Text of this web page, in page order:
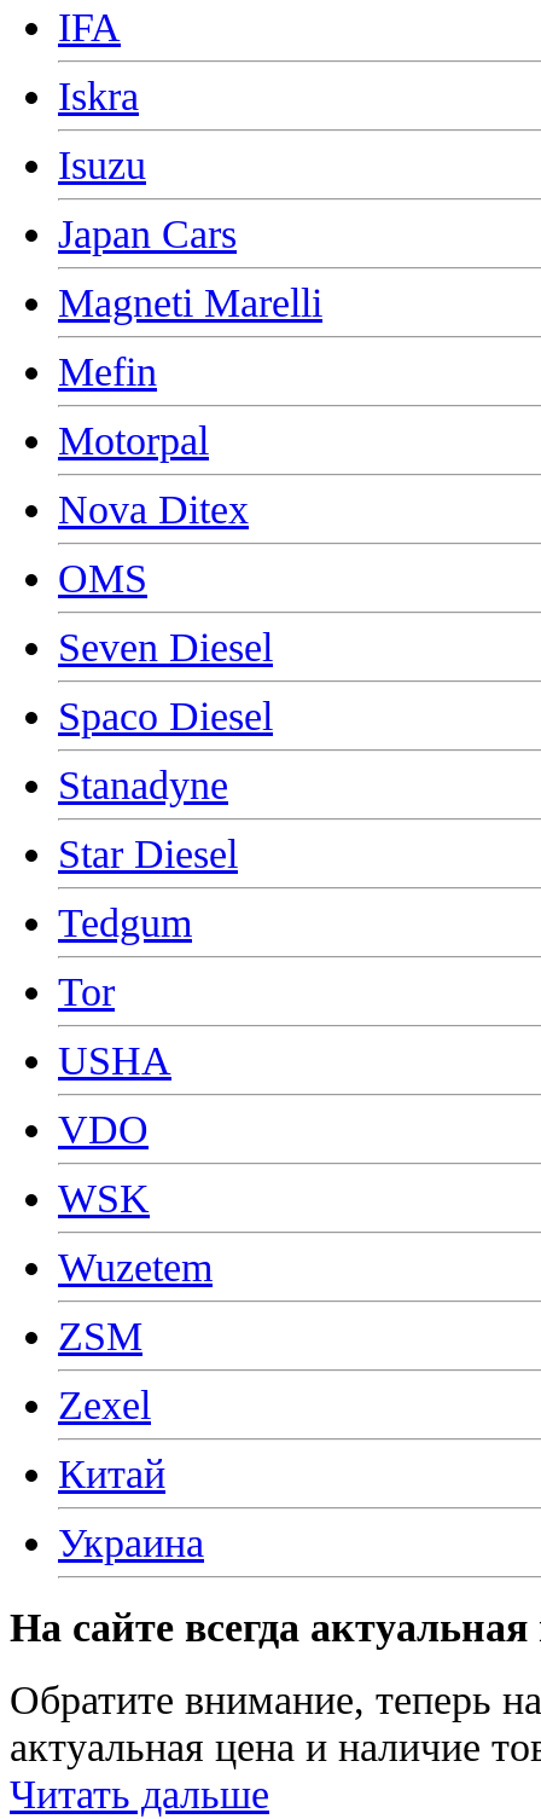
IFA
Iskra
Isuzu
Japan Cars
Magneti Marelli
Mefin
Motorpal
Nova Ditex
OMS
Seven Diesel
Spaco Diesel
Stanadyne
Star Diesel
Tedgum
Tor
USHA
VDO
WSK
Wuzetem
ZSM
Zexel
Китай
Украина
На сайте всегда
Обратите внимание, теперь
актуальная цена и наличие
Читать дальше